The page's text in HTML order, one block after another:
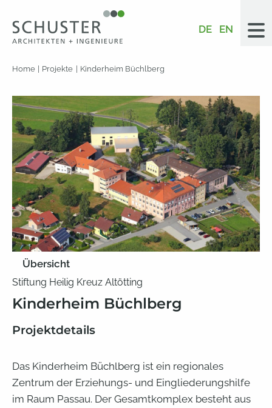
DE EN
Home Projekte Kinderheim Büchlberg
Übersicht
Stiftung Heilig Kreuz Altötting
Kinderheim Büchlberg
Projektdetails
Das Kinderheim Büchlberg ist ein regionales
Zentrum der Erziehungs- und Eingliederungshilfe
im Raum Passau. Der Gesamtkomplex besteht aus